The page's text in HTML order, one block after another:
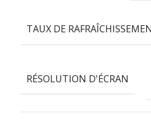
TAUX DE
RÉSOLUTION D'ÉCRAN